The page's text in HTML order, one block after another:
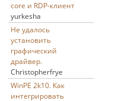
core и RDP-клиент
yurkesha
Не удалось
установить
графический
драйвер.
Christopherfrye
WinPE 2k10. Как
интегрировать